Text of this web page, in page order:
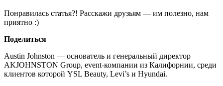
Понравилась статья?! Расскажи друзьям — им полезно, нам
приятно :)
Поделиться
Austin Johnston — основатель и генеральный директор
AKJOHNSTON Group, event-компании из Калифорнии, среди
клиентов которой YSL Beauty, Levi’s и Hyundai.